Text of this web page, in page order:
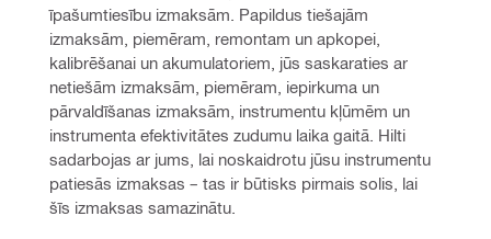
īpašumtiesību izmaksām. Papildus tiešajām
izmaksām, piemēram, remontam un apkopei,
kalibrēšanai un akumulatoriem, jūs saskaraties ar
netiešām izmaksām, piemēram, iepirkuma un
pārvaldīšanas izmaksām, instrumentu kļūmēm un
instrumenta efektivitātes zudumu laika gaitā. Hilti
sadarbojas ar jums, lai noskaidrotu jūsu instrumentu
patiesās izmaksas – tas ir būtisks pirmais solis, lai
šīs izmaksas samazinātu.